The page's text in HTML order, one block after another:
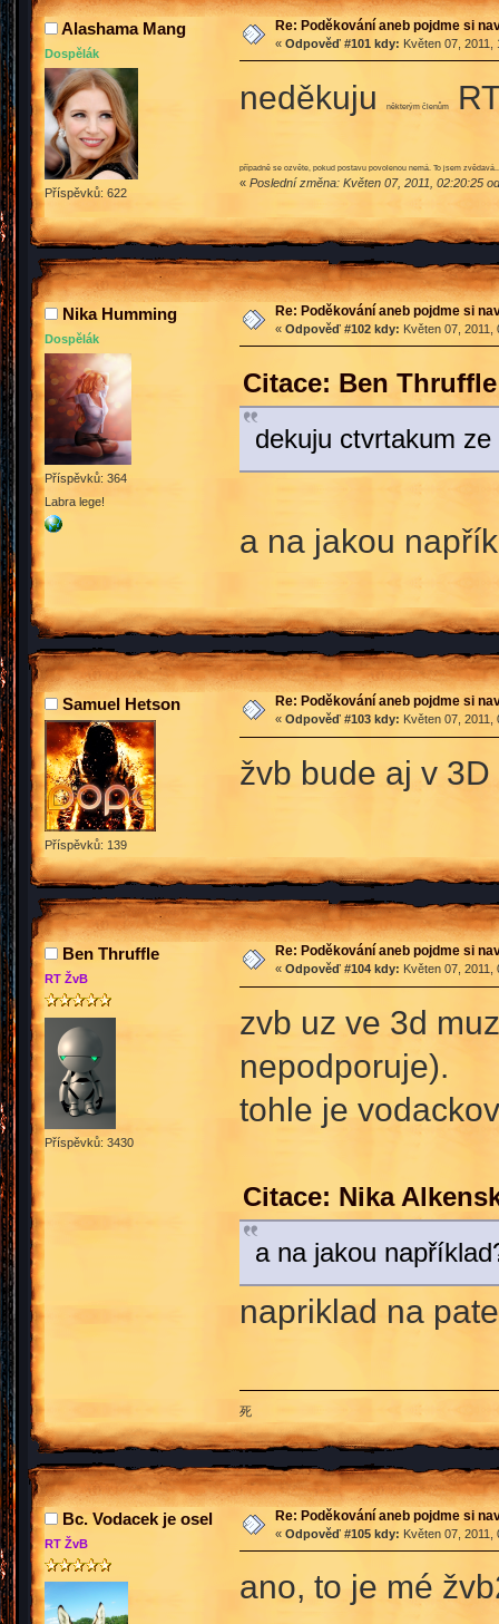
Alashama Mang
Dospělák
Příspěvků: 622
Re: Poděkování aneb pojdme si
« Odpověď #101 kdy: Květen 07, 2011,
neděkuju některým členům
případně se ozvěte, pokud postavu povolenou nemá. To jsem
« Poslední změna: Květen 07, 2011, 02:20:25
Nika Humming
Dospělák
Příspěvků: 364
Labra lege!
Re: Poděkování aneb pojdme si
« Odpověď #102 kdy: Květen 07, 2011,
Citace: Ben
dekuju ctvrtakum
a na jakou
Samuel Hetson
Příspěvků: 139
Re: Poděkování aneb pojdme si
« Odpověď #103 kdy: Květen 07, 2011,
žvb bude aj v
Ben Thruffle
RT ŽvB
Příspěvků: 3430
Re: Poděkování aneb pojdme si
« Odpověď #104 kdy: Květen 07, 2011,
zvb uz ve 3d
nepodporuje).
tohle je
Citace: Nika
a na jakou
napriklad na
死
Bc. Vodacek je osel
RT ŽvB
Re: Poděkování aneb pojdme si
« Odpověď #105 kdy: Květen 07, 2011,
ano, to je mé